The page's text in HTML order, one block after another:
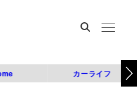
カーライフ